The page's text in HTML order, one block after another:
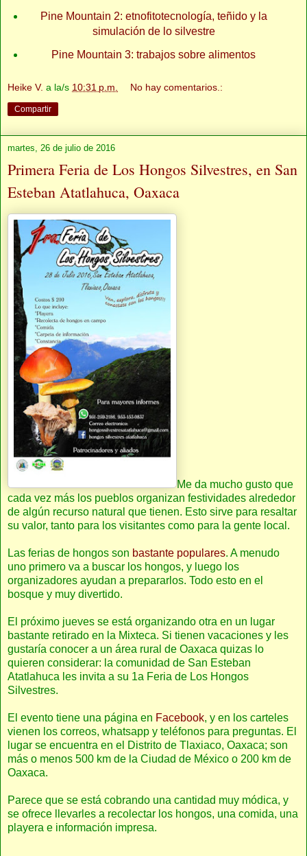
Pine Mountain 2: etnofitotecnología, teñido y la
simulación de lo silvestre
Pine Mountain 3: trabajos sobre alimentos
Heike V. a la/s 10:31 p.m. No hay comentarios.:
Compartir
martes, 26 de julio de 2016
Primera Feria de Los Hongos Silvestres, en San
Esteban Atatlahuca, Oaxaca
Me da mucho gusto que
cada vez más los pueblos organizan festividades alrededor
de algún recurso natural que tienen. Esto sirve para resaltar
su valor, tanto para los visitantes como para la gente local.
Las ferias de hongos son bastante populares. A menudo
uno primero va a buscar los hongos, y luego los
organizadores ayudan a prepararlos. Todo esto en el
bosque y muy divertido.
El próximo jueves se está organizando otra en un lugar
bastante retirado en la Mixteca. Si tienen vacaciones y les
gustaría conocer a un área rural de Oaxaca quizas lo
quieren considerar: la comunidad de San Esteban
Atatlahuca les invita a su 1a Feria de Los Hongos
Silvestres.
El evento tiene una página en Facebook, y en los carteles
vienen los correos, whatsapp y teléfonos para preguntas. El
lugar se encuentra en el Distrito de Tlaxiaco, Oaxaca; son
más o menos 500 km de la Ciudad de México o 200 km de
Oaxaca.
Parece que se está cobrando una cantidad muy módica, y
se ofrece llevarles a recolectar los hongos, una comida, una
playera e información impresa.